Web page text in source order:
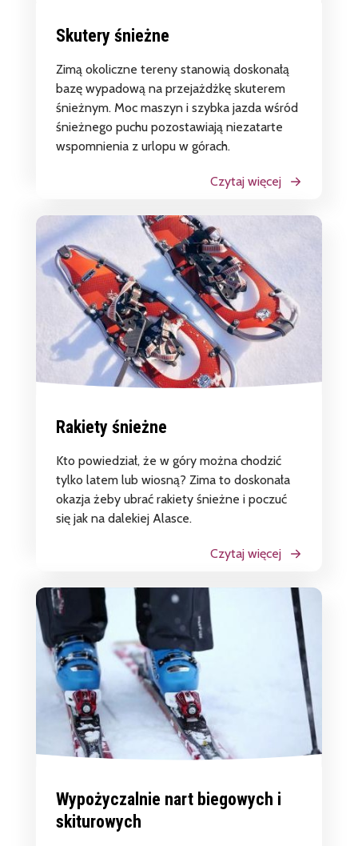
Skutery śnieżne
Zimą okoliczne tereny stanowią doskonałą
bazę wypadową na przejażdżkę skuterem
śnieżnym. Moc maszyn i szybka jazda wśród
śnieżnego puchu pozostawiają niezatarte
wspomnienia z urlopu w górach.
Czytaj więcej
Rakiety śnieżne
Kto powiedział, że w góry można chodzić
tylko latem lub wiosną? Zima to doskonała
okazja żeby ubrać rakiety śnieżne i poczuć
się jak na dalekiej Alasce.
Czytaj więcej
Wypożyczalnie nart biegowych i
skiturowych